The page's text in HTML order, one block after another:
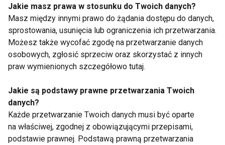
ale również o odpowiednią pielęgnację skóry i
codzienne nawyki.
Odparzenia pod piersiami to częsta dolegliwość,
szczególnie podczas upałów i zwiększonej
aktywności fizycznej. Zaczerwienienie, pieczenie
czy swędzenie nie powinny być ignorowane,
ponieważ nieleczone podrażnienia mogą prowadzić
do infekcji.
Kluczowe znaczenie mają odpowiednia higiena,
Jakie masz prawa w stosunku do Twoich danych?
Masz między innymi prawo do żądania dostępu do danych,
sprostowania, usunięcia lub ograniczenia ich przetwarzania.
Możesz także wycofać zgodę na przetwarzanie danych
osobowych, zgłosić sprzeciw oraz skorzystać z innych
praw wymienionych szczegółowo tutaj.
Jakie są podstawy prawne przetwarzania Twoich
danych?
Każde przetwarzanie Twoich danych musi być oparte
na właściwej, zgodnej z obowiązującymi przepisami,
podstawie prawnej. Podstawą prawną przetwarzania